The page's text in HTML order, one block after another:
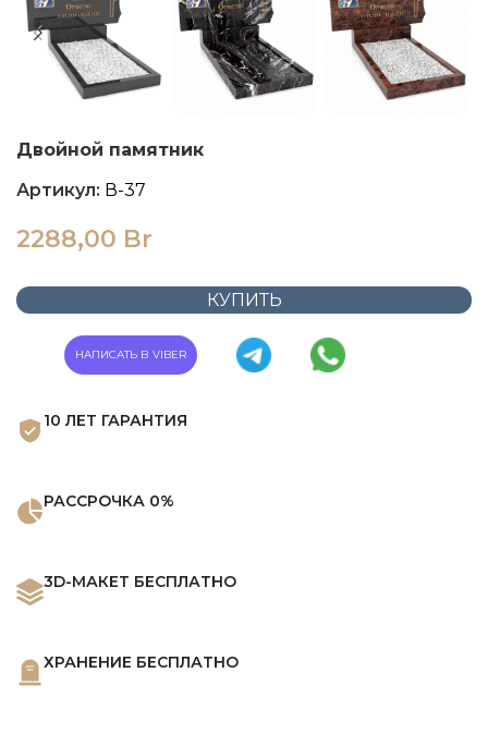
Двойной памятник
Артикул: В-37
2288,00 Br
КУПИТЬ
НАПИСАТЬ В VIBER
10 ЛЕТ ГАРАНТИЯ
РАССРОЧКА 0%
3D-МАКЕТ БЕСПЛАТНО
ХРАНЕНИЕ БЕСПЛАТНО